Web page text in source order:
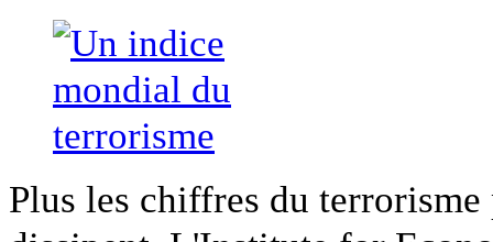
Plus les chiffres du